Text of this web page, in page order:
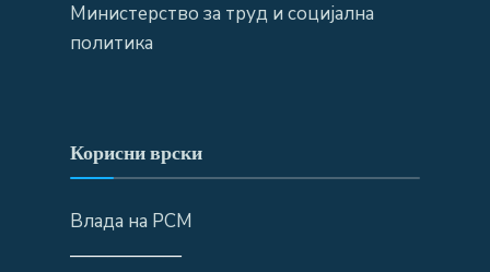
Министерство за труд и социјална
политика
Корисни врски
Влада на РСМ
——————